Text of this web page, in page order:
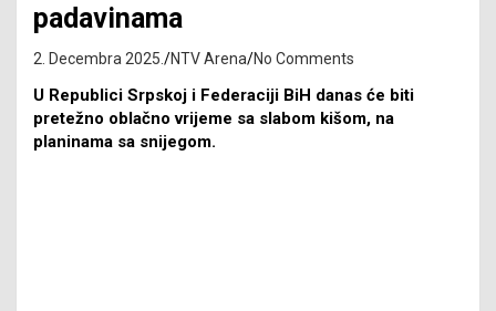
padavinama
2. Decembra 2025. NTV Arena No Comments
U Republici Srpskoj i Federaciji BiH danas će biti
pretežno oblačno vrijeme sa slabom kišom, na
planinama sa snijegom.